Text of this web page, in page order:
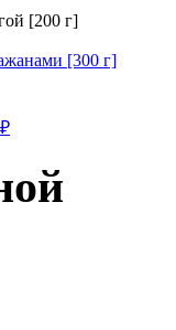
[200 г]
[300 г]
₽